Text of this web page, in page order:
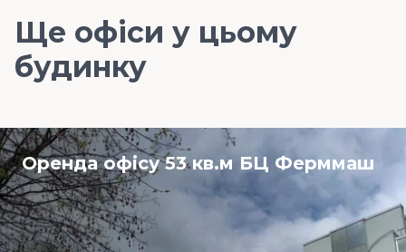
Ще офіси у цьому
будинку
Оренда офісу 53 кв.м БЦ Ферммаш